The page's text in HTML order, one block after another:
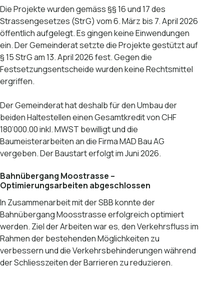
Die Projekte wurden gemäss §§ 16 und 17 des
Strassengesetzes (StrG) vom 6. März bis 7. April 2026
öffentlich aufgelegt. Es gingen keine Einwendungen
ein. Der Gemeinderat setzte die Projekte gestützt auf
§ 15 StrG am 13. April 2026 fest. Gegen die
Festsetzungsentscheide wurden keine Rechtsmittel
ergriffen.
Der Gemeinderat hat deshalb für den Umbau der
beiden Haltestellen einen Gesamtkredit von CHF
180’000.00 inkl. MWST bewilligt und die
Baumeisterarbeiten an die Firma MAD Bau AG
vergeben. Der Baustart erfolgt im Juni 2026.
Bahnübergang Moostrasse –
Optimierungsarbeiten abgeschlossen
In Zusammenarbeit mit der SBB konnte der
Bahnübergang Moosstrasse erfolgreich optimiert
werden. Ziel der Arbeiten war es, den Verkehrsfluss im
Rahmen der bestehenden Möglichkeiten zu
verbessern und die Verkehrsbehinderungen während
der Schliesszeiten der Barrieren zu reduzieren.